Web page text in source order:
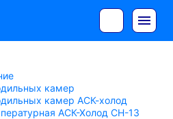
камер
камер АСК-холод
АСК-Холод СН-13